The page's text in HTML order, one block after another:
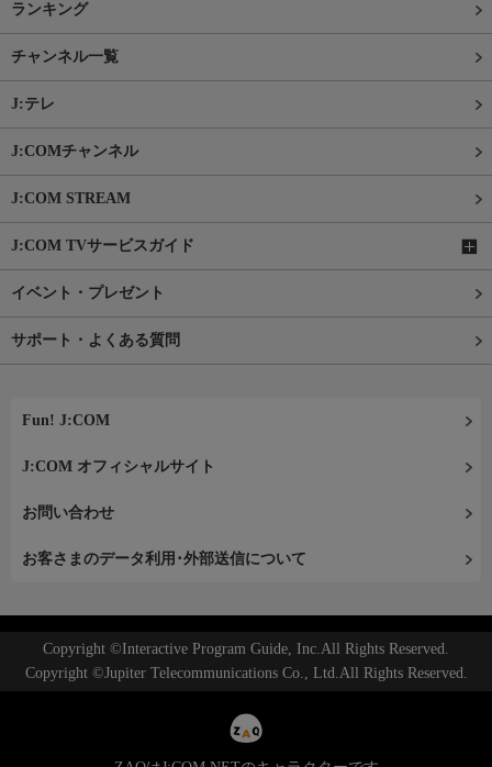
ランキング
チャンネル一覧
J:テレ
J:COMチャンネル
J:COM STREAM
J:COM TVサービスガイド
イベント・プレゼント
サポート・よくある質問
Fun! J:COM
J:COM オフィシャルサイト
お問い合わせ
お客さまのデータ利用･外部送信について
Copyright ©Interactive Program Guide, Inc.All Rights Reserved.
Copyright ©Jupiter Telecommunications Co., Ltd.All Rights Reserved.